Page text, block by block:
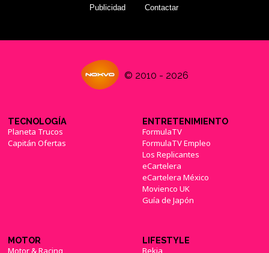
Publicidad Contactar
© 2010 - 2026
TECNOLOGÍA
Planeta Trucos
Capitán Ofertas
ENTRETENIMIENTO
FormulaTV
FormulaTV Empleo
Los Replicantes
eCartelera
eCartelera México
Movienco UK
Guía de Japón
MOTOR
Motor & Racing
LIFESTYLE
Bekia